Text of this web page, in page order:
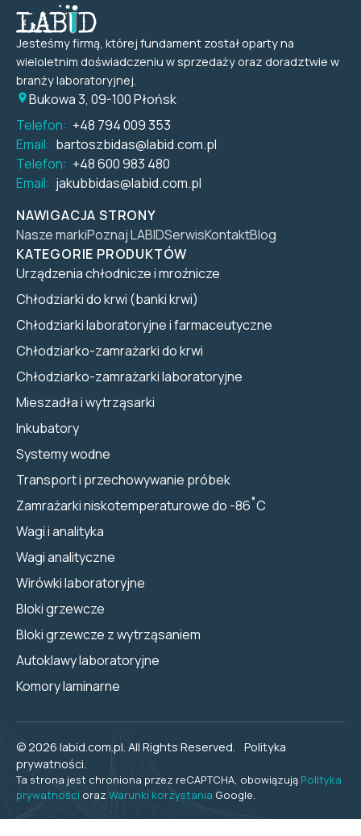
Jesteśmy firmą, której fundament został oparty na
wieloletnim doświadczeniu w sprzedaży oraz doradztwie w
branży laboratoryjnej.
Bukowa 3, 09-100 Płońsk
Telefon: +48 794 009 353
Email: bartoszbidas@labid.com.pl
Telefon: +48 600 983 480
Email: jakubbidas@labid.com.pl
NAWIGACJA STRONY
Nasze markiPoznaj LABIDSerwisKontaktBlog
KATEGORIE PRODUKTÓW
Urządzenia chłodnicze i mroźnicze
Chłodziarki do krwi (banki krwi)
Chłodziarki laboratoryjne i farmaceutyczne
Chłodziarko-zamrażarki do krwi
Chłodziarko-zamrażarki laboratoryjne
Mieszadła i wytrząsarki
Inkubatory
Systemy wodne
Transport i przechowywanie próbek
Zamrażarki niskotemperaturowe do -86˚C
Wagi i analityka
Wagi analityczne
Wirówki laboratoryjne
Bloki grzewcze
Bloki grzewcze z wytrząsaniem
Autoklawy laboratoryjne
Komory laminarne
© 2026 labid.com.pl. All Rights Reserved.
Polityka
prywatności.
Ta strona jest chroniona przez reCAPTCHA, obowiązują Polityka
prywatności oraz Warunki korzystania Google.